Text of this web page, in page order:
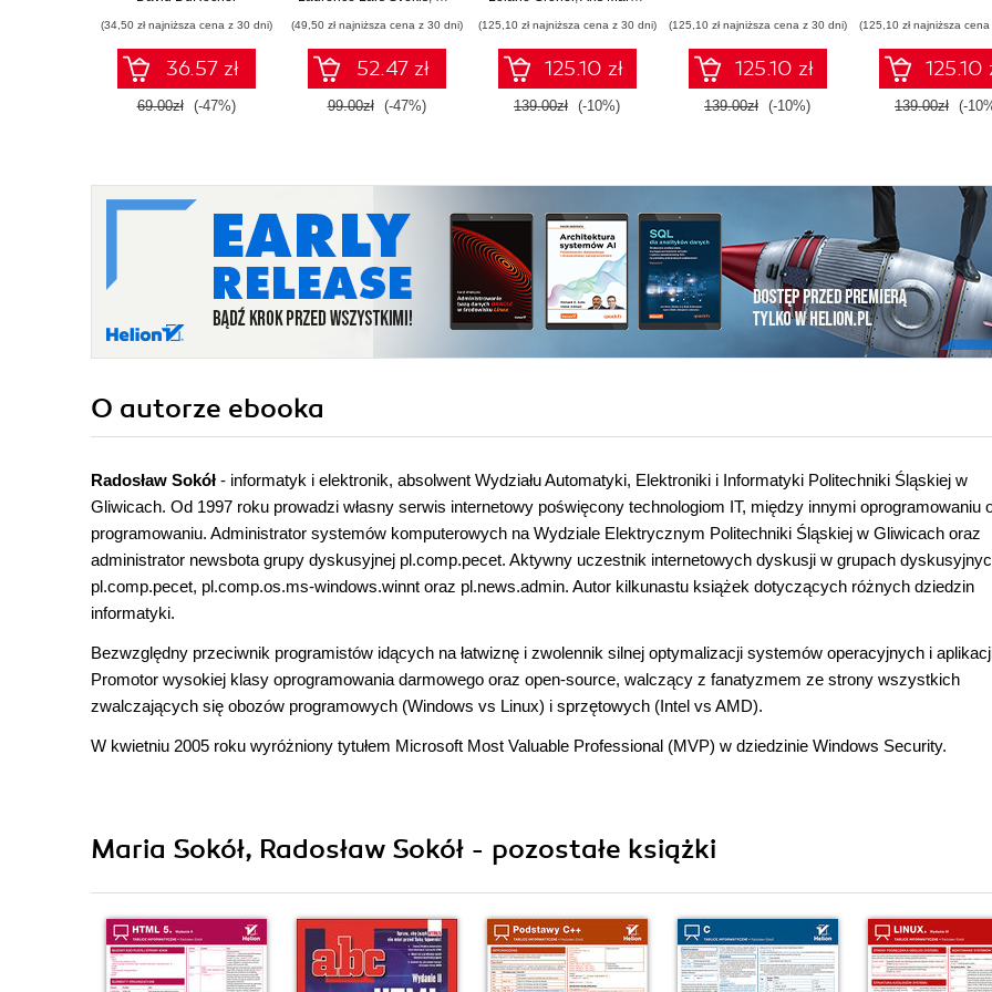
responsywnych stron
internetowych
(34,50 zł najniższa cena z 30 dni)
36.57 zł
69.00zł (-47%)
(49,50 zł najniższa cena z 30 dni)
52.47 zł
99.00zł (-47%)
Fourth Edition
(125,10 zł najniższa cena z 30 dni)
125.10 zł
139.00zł (-10%)
(125,10 zł najniższa cena z 30 dni)
125.10 zł
139.00zł (-10%)
(125,10 zł najniższa
125.10
139.00zł (-
O autorze ebooka
Radosław Sokół - informatyk i elektronik, absolwent Wydziału Automatyki, Elektroniki i Informatyki Politechniki Śląskiej w
Gliwicach. Od 1997 roku prowadzi własny serwis internetowy poświęcony technologiom IT, między innymi oprogramowaniu
programowaniu. Administrator systemów komputerowych na Wydziale Elektrycznym Politechniki Śląskiej w Gliwicach oraz
administrator newsbota grupy dyskusyjnej pl.comp.pecet. Aktywny uczestnik internetowych dyskusji w grupach
pl.comp.pecet, pl.comp.os.ms-windows.winnt oraz pl.news.admin. Autor kilkunastu książek dotyczących różnych dziedzin
informatyki.
Bezwzględny przeciwnik programistów idących na łatwiznę i zwolennik silnej optymalizacji systemów operacyjnych i
Promotor wysokiej klasy oprogramowania darmowego oraz open-source, walczący z fanatyzmem ze strony wszystkich
zwalczających się obozów programowych (Windows vs Linux) i sprzętowych (Intel vs AMD).
W kwietniu 2005 roku wyróżniony tytułem Microsoft Most Valuable Professional (MVP) w dziedzinie Windows Security.
Maria Sokół, Radosław Sokół - pozostałe książki